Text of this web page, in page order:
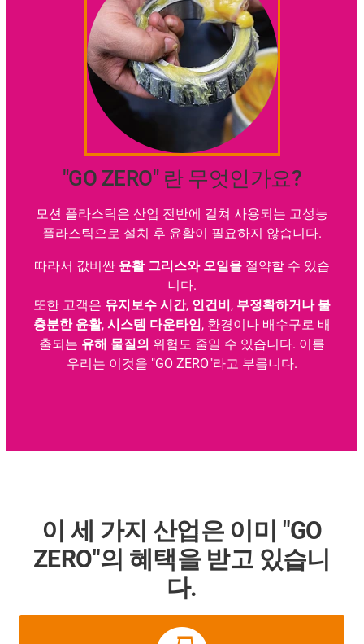
"GO ZERO" 란 무엇인가요?
모션 플라스틱은 산업 전반에 걸쳐 사용되는 고성능
플라스틱으로 설치 후 윤활이 필요하지 않습니다.
따라서 값비싼 윤활 그리스와 오일을 절약할 수 있습
니다.
또한 고객은 유지보수 시간, 인건비, 부정확하거나 불
충분한 윤활, 시스템 다운타임, 환경이나 배수구로 배
출되는 유해 물질의 위험도 줄일 수 있습니다. 이를
우리는 이것을 "GO ZERO"라고 부릅니다.
이 세 가지 산업은 이미 "GO
ZERO"의 혜택을 받고 있습니
다.